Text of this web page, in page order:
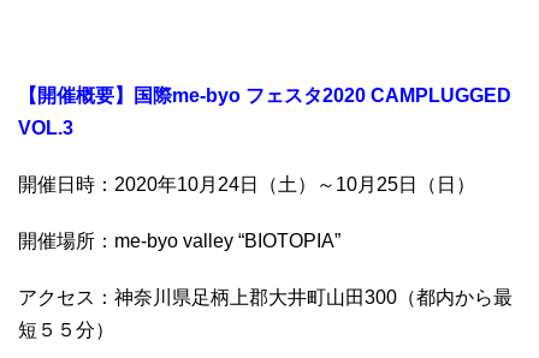
【開催概要】国際me-byo フェスタ2020 CAMPLUGGED
VOL.3
開催日時：2020年10月24日（土）～10月25日（日）
開催場所：me-byo valley “BIOTOPIA”
アクセス：神奈川県足柄上郡大井町山田300（都内から最
短５５分）